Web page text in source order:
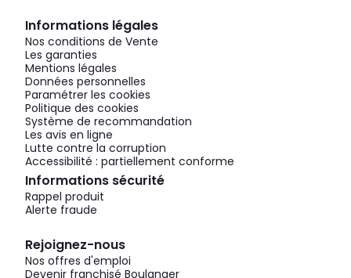
Informations légales
Nos conditions de Vente
Les garanties
Mentions légales
Données personnelles
Paramétrer les cookies
Politique des cookies
Système de recommandation
Les avis en ligne
Lutte contre la corruption
Accessibilité : partiellement conforme
Informations sécurité
Rappel produit
Alerte fraude
Rejoignez-nous
Nos offres d'emploi
Devenir franchisé Boulanger